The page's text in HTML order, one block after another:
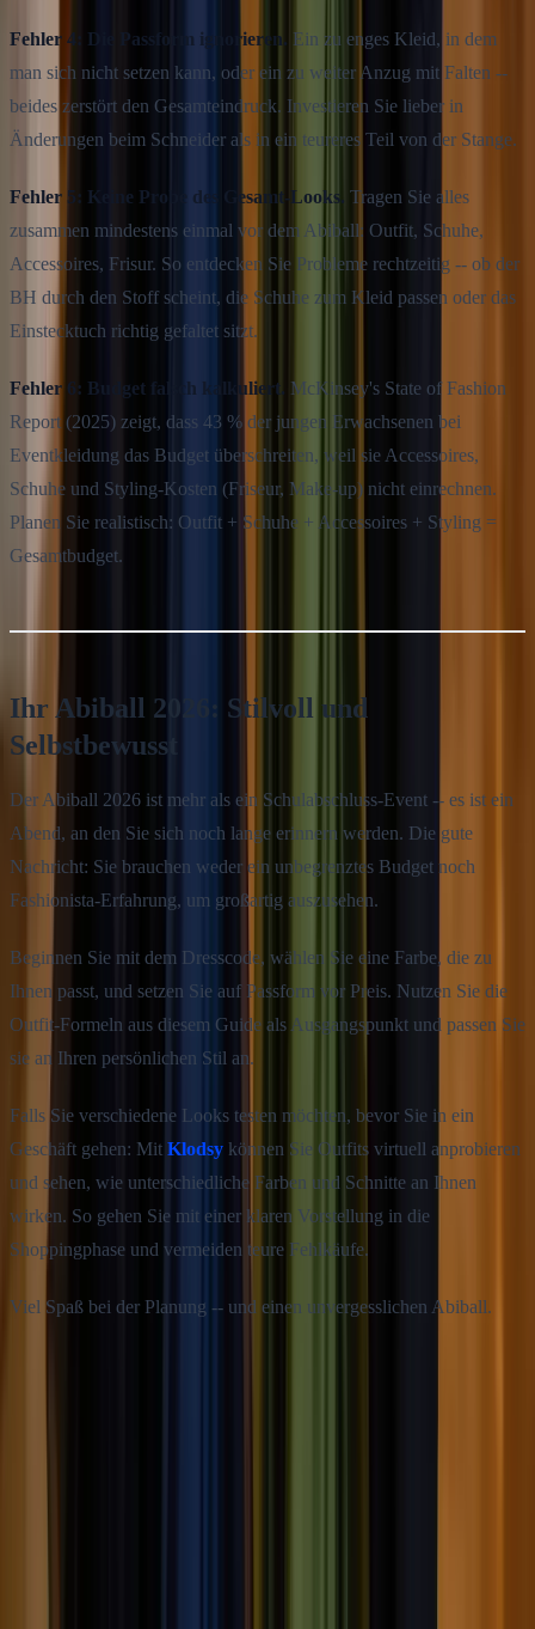
Fehler 4: Die Passform ignorieren. Ein zu enges Kleid, in dem
man sich nicht setzen kann, oder ein zu weiter Anzug mit Falten --
beides zerstört den Gesamteindruck. Investieren Sie lieber in
Änderungen beim Schneider als in ein teureres Teil von der Stange.
Fehler 5: Keine Probe des Gesamt-Looks. Tragen Sie alles
zusammen mindestens einmal vor dem Abiball: Outfit, Schuhe,
Accessoires, Frisur. So entdecken Sie Probleme rechtzeitig -- ob der
BH durch den Stoff scheint, die Schuhe zum Kleid passen oder das
Einstecktuch richtig gefaltet sitzt.
Fehler 6: Budget falsch kalkuliert. McKinsey's State of Fashion
Report (2025) zeigt, dass 43 % der jungen Erwachsenen bei
Eventkleidung das Budget überschreiten, weil sie Accessoires,
Schuhe und Styling-Kosten (Friseur, Make-up) nicht einrechnen.
Planen Sie realistisch: Outfit + Schuhe + Accessoires + Styling =
Gesamtbudget.
Ihr Abiball 2026: Stilvoll und
Selbstbewusst
Der Abiball 2026 ist mehr als ein Schulabschluss-Event -- es ist ein
Abend, an den Sie sich noch lange erinnern werden. Die gute
Nachricht: Sie brauchen weder ein unbegrenztes Budget noch
Fashionista-Erfahrung, um großartig auszusehen.
Beginnen Sie mit dem Dresscode, wählen Sie eine Farbe, die zu
Ihnen passt, und setzen Sie auf Passform vor Preis. Nutzen Sie die
Outfit-Formeln aus diesem Guide als Ausgangspunkt und passen Sie
sie an Ihren persönlichen Stil an.
Falls Sie verschiedene Looks testen möchten, bevor Sie in ein
Geschäft gehen: Mit Klodsy können Sie Outfits virtuell anprobieren
und sehen, wie unterschiedliche Farben und Schnitte an Ihnen
wirken. So gehen Sie mit einer klaren Vorstellung in die
Shoppingphase und vermeiden teure Fehlkäufe.
Viel Spaß bei der Planung -- und einen unvergesslichen Abiball.